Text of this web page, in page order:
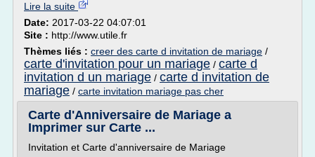
Lire la suite
Date: 2017-03-22 04:07:01
Site : http://www.utile.fr
Thèmes liés : creer des carte d invitation de mariage /
carte d'invitation pour un mariage / carte d
invitation d un mariage / carte d invitation de
mariage / carte invitation mariage pas cher
Carte d'Anniversaire de Mariage a
Imprimer sur Carte ...
Invitation et Carte d'anniversaire de Mariage